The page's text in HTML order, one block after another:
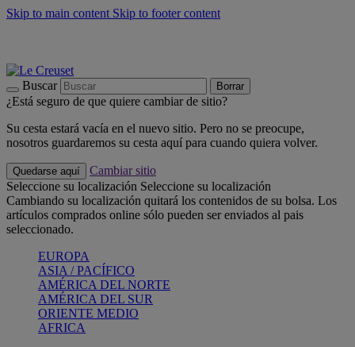
Skip to main content Skip to footer content
Buscar Borrar
¿Está seguro de que quiere cambiar de sitio?
Su cesta estará vacía en el nuevo sitio. Pero no se preocupe,
nosotros guardaremos su cesta aquí para cuando quiera volver.
Quedarse aquí
Cambiar sitio
Seleccione su localización Seleccione su localización
Cambiando su localización quitará los contenidos de su bolsa. Los
artículos comprados online sólo pueden ser enviados al pais
seleccionado.
EUROPA
ASIA / PACÍFICO
AMÉRICA DEL NORTE
AMÉRICA DEL SUR
ORIENTE MEDIO
AFRICA